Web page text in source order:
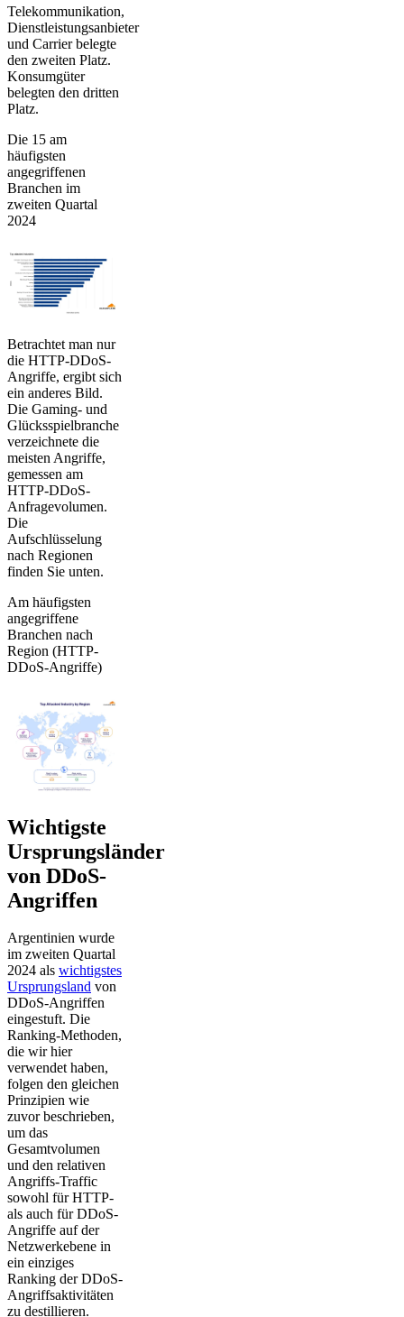
Telekommunikation,
Dienstleistungsanbieter
und Carrier belegte
den zweiten Platz.
Konsumgüter
belegten den dritten
Platz.
Die 15 am
häufigsten
angegriffenen
Branchen im
zweiten Quartal
2024
Betrachtet man nur
die HTTP-DDoS-
Angriffe, ergibt sich
ein anderes Bild.
Die Gaming- und
Glücksspielbranche
verzeichnete die
meisten Angriffe,
gemessen am
HTTP-DDoS-
Anfragevolumen.
Die
Aufschlüsselung
nach Regionen
finden Sie unten.
Am häufigsten
angegriffene
Branchen nach
Region (HTTP-
DDoS-Angriffe)
Wichtigste
Ursprungsländer
von DDoS-
Angriffen
Argentinien wurde
im zweiten Quartal
2024 als wichtigstes
Ursprungsland von
DDoS-Angriffen
eingestuft. Die
Ranking-Methoden,
die wir hier
verwendet haben,
folgen den gleichen
Prinzipien wie
zuvor beschrieben,
um das
Gesamtvolumen
und den relativen
Angriffs-Traffic
sowohl für HTTP-
als auch für DDoS-
Angriffe auf der
Netzwerkebene in
ein einziges
Ranking der DDoS-
Angriffsaktivitäten
zu destillieren.